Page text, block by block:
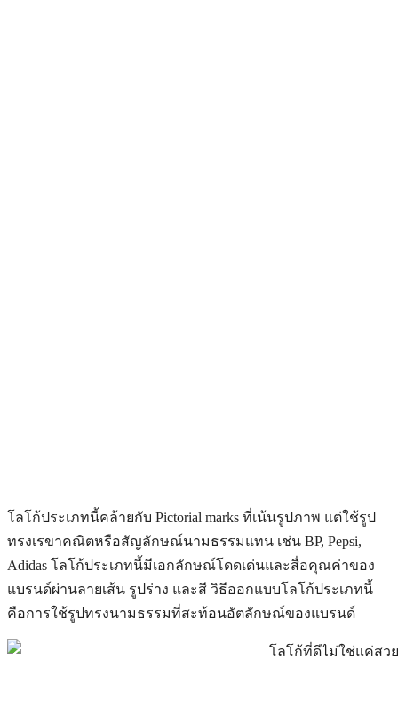
โลโก้ประเภทนี้คล้ายกับ Pictorial marks ที่เน้นรูปภาพ แต่ใช้รูป
ทรงเรขาคณิตหรือสัญลักษณ์นามธรรมแทน เช่น BP, Pepsi,
Adidas โลโก้ประเภทนี้มีเอกลักษณ์โดดเด่นและสื่อคุณค่าของ
แบรนด์ผ่านลายเส้น รูปร่าง และสี วิธีออกแบบโลโก้ประเภทนี้
คือการใช้รูปทรงนามธรรมที่สะท้อนอัตลักษณ์ของแบรนด์